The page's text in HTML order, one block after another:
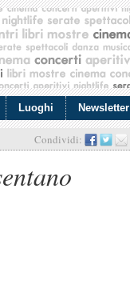
Luoghi Newsletter
Condividi: